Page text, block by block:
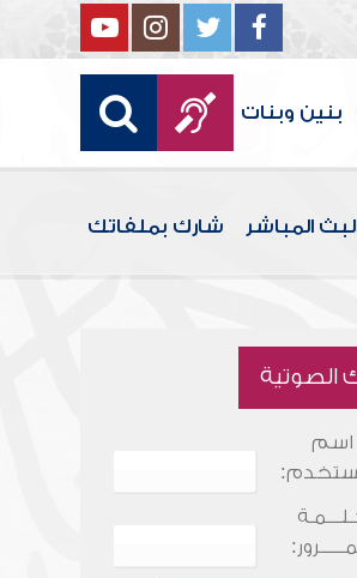
بنين وبنات
المباشر شارك بملفاتك
الصوتية
اسم